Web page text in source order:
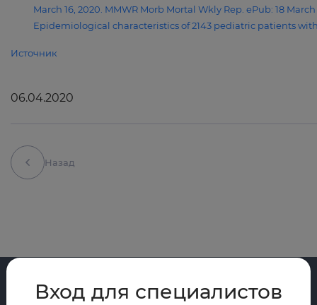
March 16, 2020. MMWR Morb Mortal Wkly Rep. ePub: 18
Epidemiological characteristics of 2143 pediatric patients
Источник
06.04.2020
Назад
Вход для специалистов